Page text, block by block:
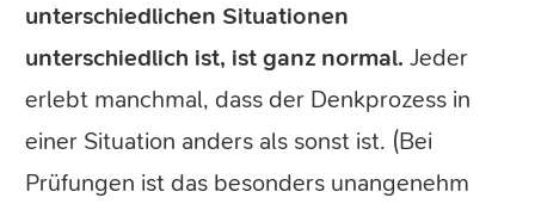
unterschiedlichen Situationen
unterschiedlich ist, ist ganz normal. Jeder
erlebt manchmal, dass der Denkprozess in
einer Situation anders als sonst ist. (Bei
Prüfungen ist das besonders unangenehm